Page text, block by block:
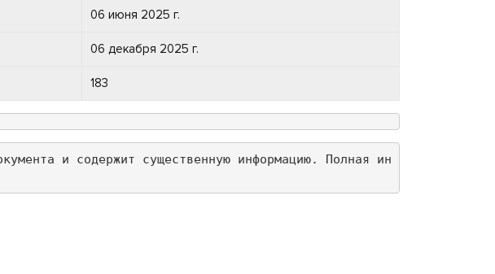
06 июня 2025 г.
06 декабря 2025 г.
183
и содержит существенную информацию. Полная ин